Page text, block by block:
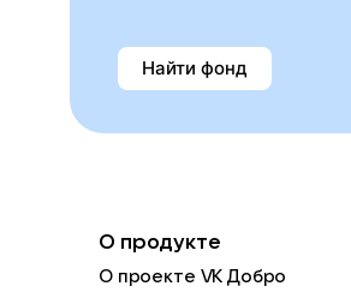
Найти фонд
О продукте
О проекте VK Добро